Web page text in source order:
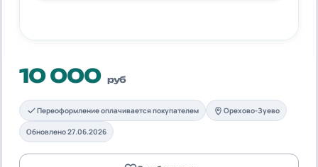
10 000 руб
Переоформление оплачивается покупателем Орехово-Зуево
Обновлено 27.06.2026